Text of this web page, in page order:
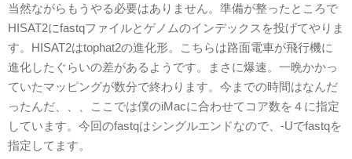
当然ながらもうやる必要はありません。準備が整ったところで
HISAT2にfastqファイルとゲノムのインデックスを投げてやりま
す。HISAT2はtophat2の進化形。こちらは路面電車が飛行機に
進化したぐらいの差があるようです。まさに爆速。一晩かかっ
ていたマッピングが数分で終わります。今までの時間はなんだ
ったんだ、、、ここでは僕のiMacに合わせてコア数を４に指定
しています。今回のfastqはシングルエンドなので、-Uでfastqを
指定してます。